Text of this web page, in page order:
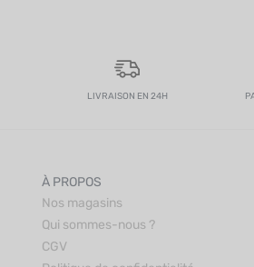
LIVRAISON EN 24H
À PROPOS
Nos magasins
Qui sommes-nous ?
CGV